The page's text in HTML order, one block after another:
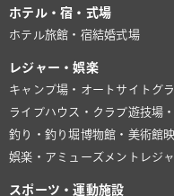
ホテル・宿・式場
ホテル旅館・宿結婚式場
レジャー・娯楽
キャンプ場・オートサイト グ
ライブハウス・クラブ遊技場
釣り・釣り堀博物館・美術館
娯楽・アミューズメント レジ
スポーツ・運動施設